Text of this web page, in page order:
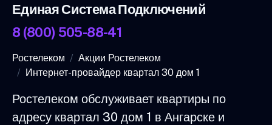
Единая Система Подключений
8 (800) 505-88-41
Ростелеком
Акции Ростелеком
Интернет-провайдер квартал 30 дом 1
Ростелеком обслуживает квартиры по
адресу квартал 30 дом 1 в Ангарске и